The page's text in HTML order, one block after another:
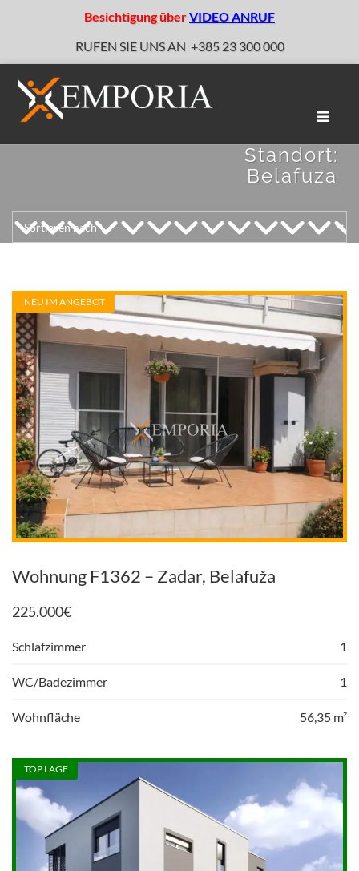
Besichtigung überVIDEO ANRUF
RUFEN SIE UNS AN +385 23 300 000
Standort:
Belafuza
NEU IM ANGEBOT
Wohnung F1362 – Zadar, Belafuža
225.000€
Schlafzimmer 1
WC/Badezimmer 1
Wohnfläche 56,35 m²
TOP LAGE